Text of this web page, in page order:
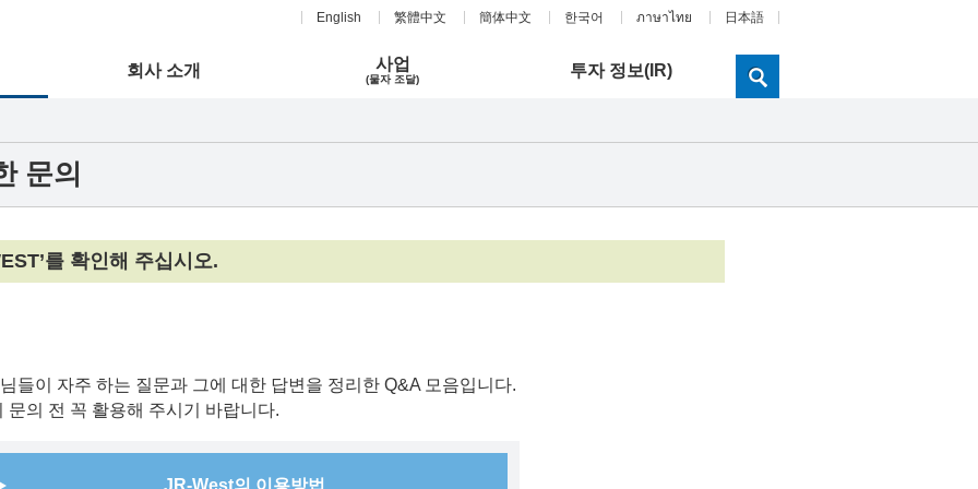
English 繁體中文 簡体中文 한국어 ภาษาไทย 日本語
회사 소개 사업
(물자 조달) 투자 정보(IR)
문의
를 확인해 주십시오.
들이 자주 하는 질문과 그에 대한 답변을 정리한 Q&A 모음입니다.
의 전 꼭 활용해 주시기 바랍니다.
JR-West의 이용방법